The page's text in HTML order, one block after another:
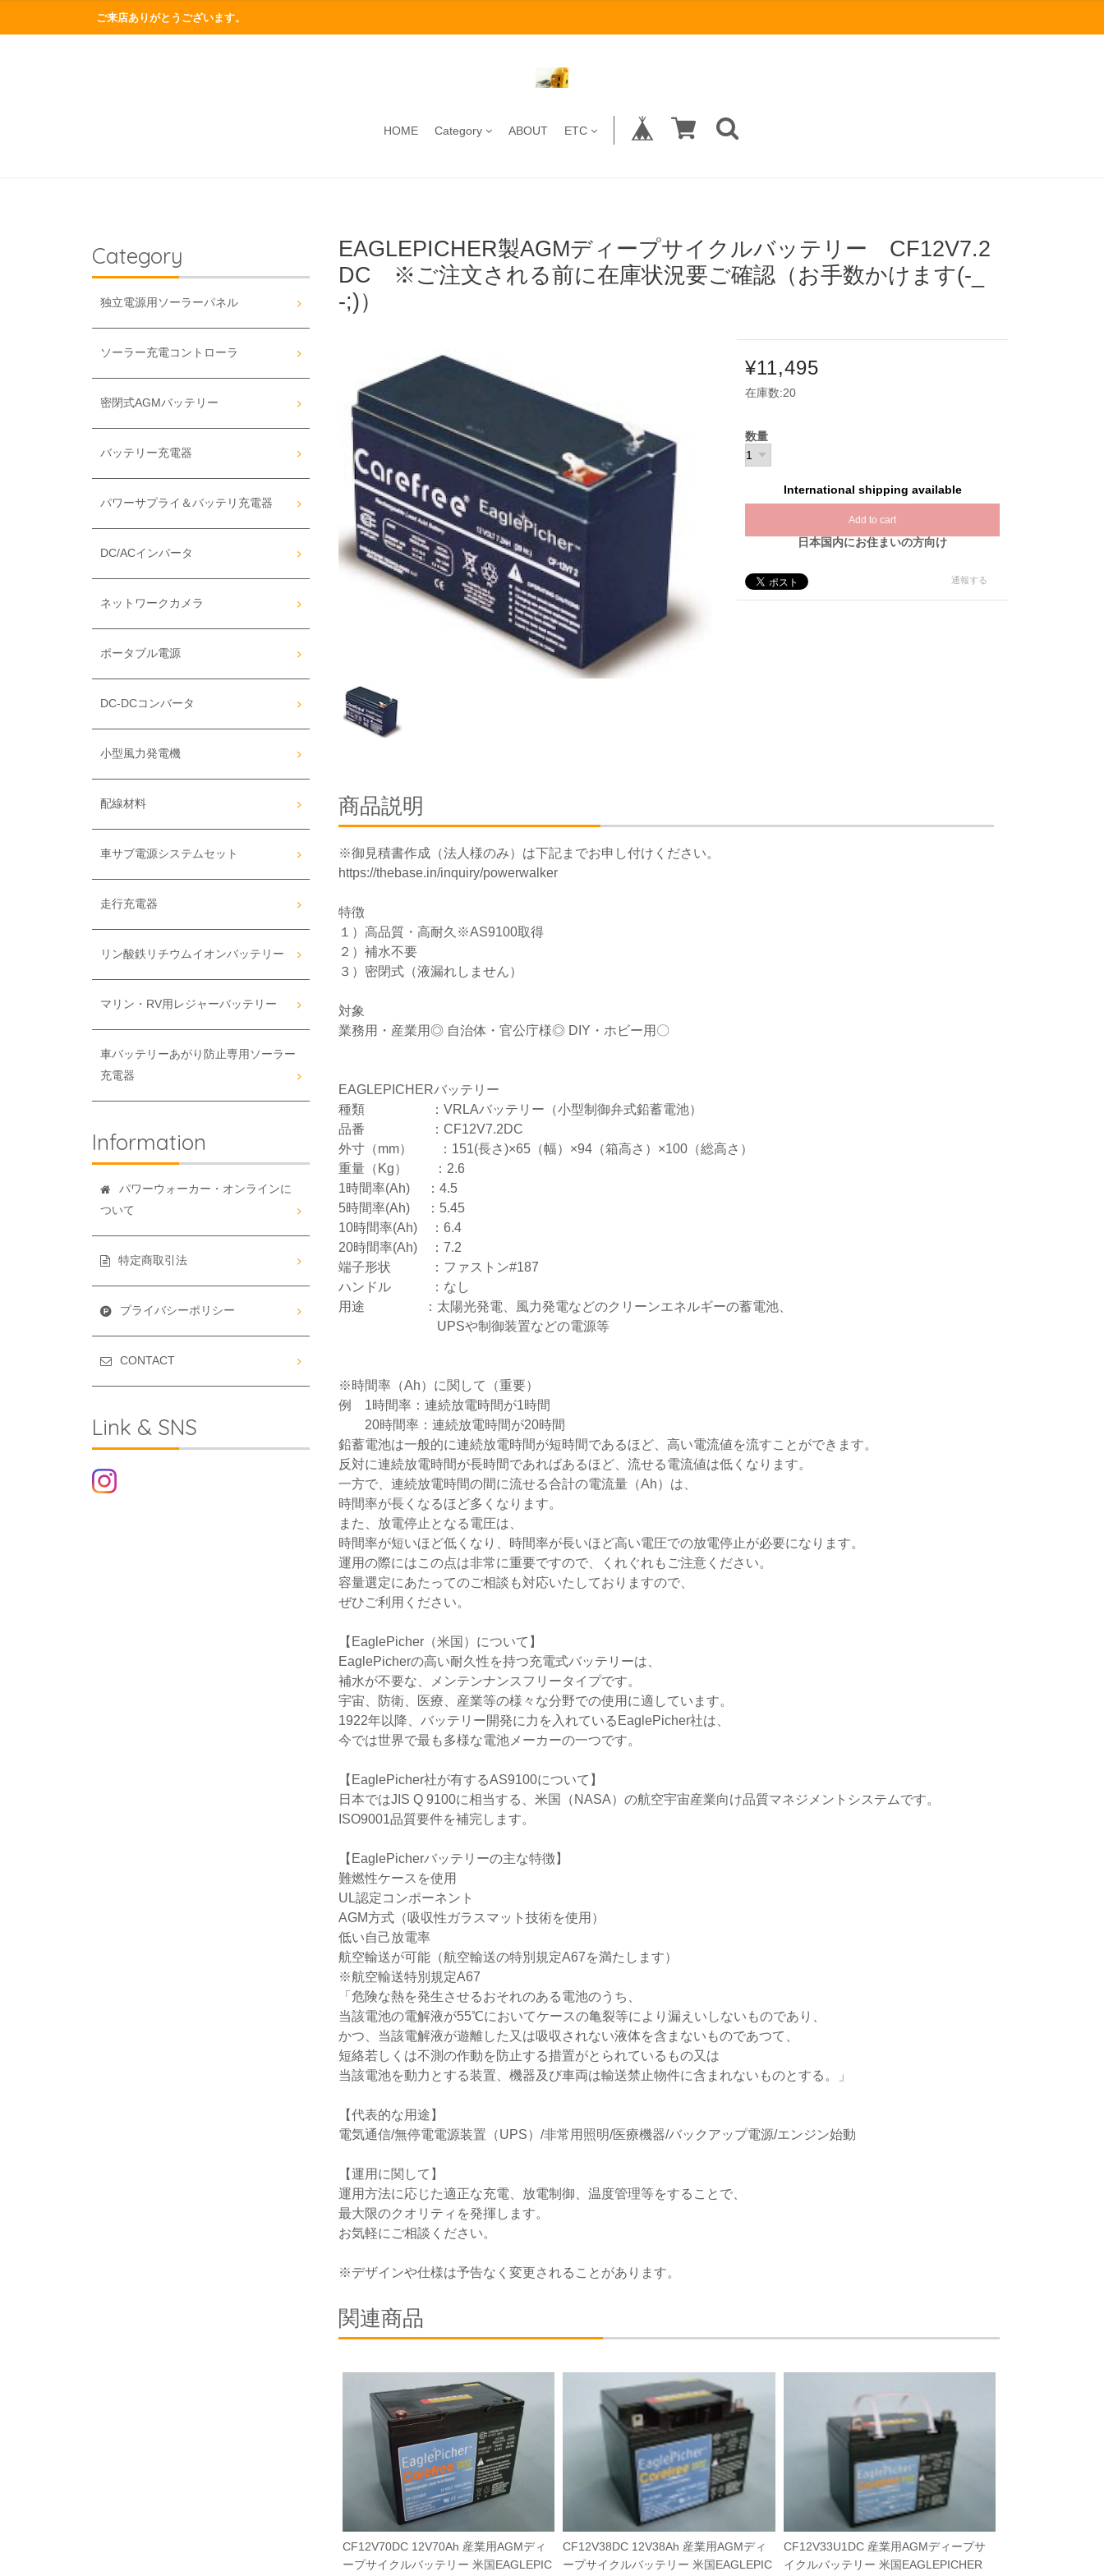
ご来店ありがとうございます。
HOME Category ABOUT ETC
EAGLEPICHER製AGMディープサイクルバッテリー CF12V7.2
DC ※ご注文される前に在庫状況要ご確認（お手数かけます(-_
-;)）
¥11,495
在庫数:20
数量
International shipping available
Add to cart
日本国内にお住まいの方向け
通報する
商品説明
※御見積書作成（法人様のみ）は下記までお申し付けください。
https://thebase.in/inquiry/powerwalker
特徴
１）高品質・高耐久※AS9100取得
２）補水不要
３）密閉式（液漏れしません）
対象
業務用・産業用◎ 自治体・官公庁様◎ DIY・ホビー用〇
EAGLEPICHERバッテリー
種類 ：VRLAバッテリー（小型制御弁式鉛蓄電池）
品番 ：CF12V7.2DC
外寸（mm） ：151(長さ)×65（幅）×94（箱高さ）×100（総高さ）
重量（Kg） ：2.6
1時間率(Ah) ：4.5
5時間率(Ah) ：5.45
10時間率(Ah) ：6.4
20時間率(Ah) ：7.2
端子形状 ：ファストン#187
ハンドル ：なし
用途 ：太陽光発電、風力発電などのクリーンエネルギーの蓄電池、
UPSや制御装置などの電源等
※時間率（Ah）に関して（重要）
例 1時間率：連続放電時間が1時間
20時間率：連続放電時間が20時間
鉛蓄電池は一般的に連続放電時間が短時間であるほど、高い電流値を流すことができます。
反対に連続放電時間が長時間であればあるほど、流せる電流値は低くなります。
一方で、連続放電時間の間に流せる合計の電流量（Ah）は、
時間率が長くなるほど多くなります。
また、放電停止となる電圧は、
時間率が短いほど低くなり、時間率が長いほど高い電圧での放電停止が必要になります。
運用の際にはこの点は非常に重要ですので、くれぐれもご注意ください。
容量選定にあたってのご相談も対応いたしておりますので、
ぜひご利用ください。
【EaglePicher（米国）について】
EaglePicherの高い耐久性を持つ充電式バッテリーは、
補水が不要な、メンテンナンスフリータイプです。
宇宙、防衛、医療、産業等の様々な分野での使用に適しています。
1922年以降、バッテリー開発に力を入れているEaglePicher社は、
今では世界で最も多様な電池メーカーの一つです。
【EaglePicher社が有するAS9100について】
日本ではJIS Q 9100に相当する、米国（NASA）の航空宇宙産業向け品質マネジメントシステムです。
ISO9001品質要件を補完します。
【EaglePicherバッテリーの主な特徴】
難燃性ケースを使用
UL認定コンポーネント
AGM方式（吸収性ガラスマット技術を使用）
低い自己放電率
航空輸送が可能（航空輸送の特別規定A67を満たします）
※航空輸送特別規定A67
「危険な熱を発生させるおそれのある電池のうち、
当該電池の電解液が55℃においてケースの亀裂等により漏えいしないものであり、
かつ、当該電解液が遊離した又は吸収されない液体を含まないものであつて、
短絡若しくは不測の作動を防止する措置がとられているもの又は
当該電池を動力とする装置、機器及び車両は輸送禁止物件に含まれないものとする。」
【代表的な用途】
電気通信/無停電電源装置（UPS）/非常用照明/医療機器/バックアップ電源/エンジン始動
【運用に関して】
運用方法に応じた適正な充電、放電制御、温度管理等をすることで、
最大限のクオリティを発揮します。
お気軽にご相談ください。
※デザインや仕様は予告なく変更されることがあります。
関連商品
CF12V70DC 12V70Ah 産業用AGMディ
ープサイクルバッテリー 米国EAGLEPIC
CF12V38DC 12V38Ah 産業用AGMディ
ープサイクルバッテリー 米国EAGLEPIC
CF12V33U1DC 産業用AGMディープサ
イクルバッテリー 米国EAGLEPICHER
Category
独立電源用ソーラーパネル
ソーラー充電コントローラ
密閉式AGMバッテリー
バッテリー充電器
パワーサプライ＆バッテリ充電器
DC/ACインバータ
ネットワークカメラ
ポータブル電源
DC-DCコンバータ
小型風力発電機
配線材料
車サブ電源システムセット
走行充電器
リン酸鉄リチウムイオンバッテリー
マリン・RV用レジャーバッテリー
車バッテリーあがり防止専用ソーラー
充電器
Information
パワーウォーカー・オンラインに
ついて
特定商取引法
プライバシーポリシー
CONTACT
Link & SNS